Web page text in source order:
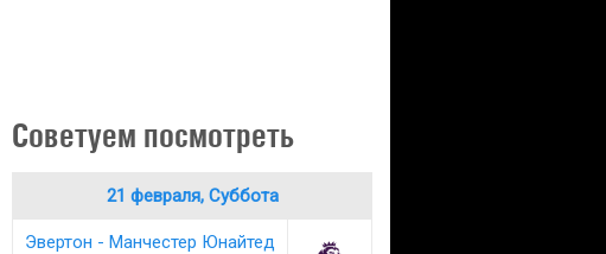
Советуем посмотреть
21 февраля, Суббота
Эвертон - Манчестер Юнайтед